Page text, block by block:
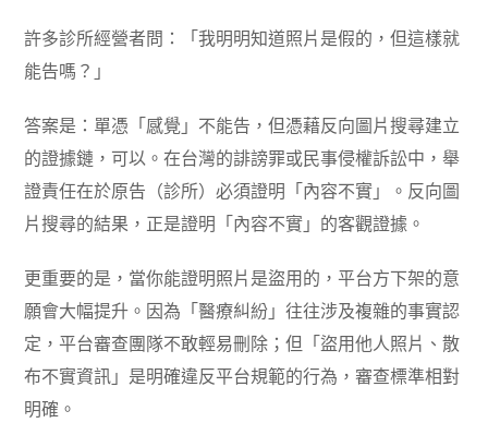
許多診所經營者問：「我明明知道照片是假的，但這樣就
能告嗎？」
答案是：單憑「感覺」不能告，但憑藉反向圖片搜尋建立
的證據鏈，可以。在台灣的誹謗罪或民事侵權訴訟中，舉
證責任在於原告（診所）必須證明「內容不實」。反向圖
片搜尋的結果，正是證明「內容不實」的客觀證據。
更重要的是，當你能證明照片是盜用的，平台方下架的意
願會大幅提升。因為「醫療糾紛」往往涉及複雜的事實認
定，平台審查團隊不敢輕易刪除；但「盜用他人照片、散
布不實資訊」是明確違反平台規範的行為，審查標準相對
明確。